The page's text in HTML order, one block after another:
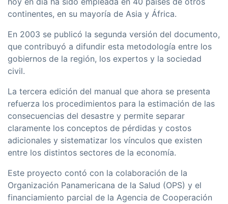
continentes, en su mayoría de Asia y África.
En 2003 se publicó la segunda versión del documento,
que contribuyó a difundir esta metodología entre los
gobiernos de la región, los expertos y la sociedad
civil.
La tercera edición del manual que ahora se presenta
refuerza los procedimientos para la estimación de las
consecuencias del desastre y permite separar
claramente los conceptos de pérdidas y costos
adicionales y sistematizar los vínculos que existen
entre los distintos sectores de la economía.
Este proyecto contó con la colaboración de la
Organización Panamericana de la Salud (OPS) y el
financiamiento parcial de la Agencia de Cooperación